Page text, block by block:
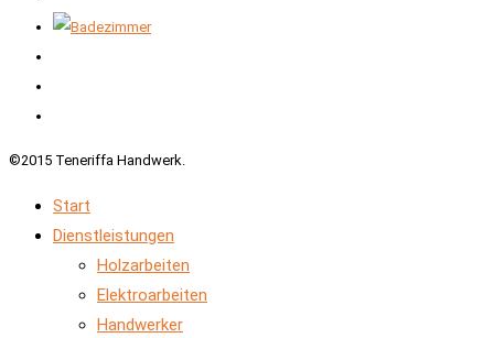
©2015 Teneriffa Handwerk.
Start
Dienstleistungen
Holzarbeiten
Elektroarbeiten
Handwerker